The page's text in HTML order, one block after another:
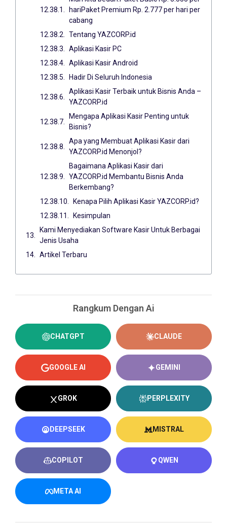
hariPaket Premium Rp. 2.777 per hari per
cabang
Tentang YAZCORP.id
Aplikasi Kasir PC
Aplikasi Kasir Android
Hadir Di Seluruh Indonesia
Aplikasi Kasir Terbaik untuk Bisnis Anda –
YAZCORP.id
Mengapa Aplikasi Kasir Penting untuk
Bisnis?
Apa yang Membuat Aplikasi Kasir dari
YAZCORP.id Menonjol?
Bagaimana Aplikasi Kasir dari
YAZCORP.id Membantu Bisnis Anda
Berkembang?
Kenapa Pilih Aplikasi Kasir YAZCORP.id?
Kesimpulan
Kami Menyediakan Software Kasir Untuk Berbagai
Jenis Usaha
Artikel Terbaru
Rangkum Dengan Ai
CHATGPT CLAUDE
GOOGLE AI GEMINI
GROK PERPLEXITY
DEEPSEEK MISTRAL
COPILOT QWEN
META AI